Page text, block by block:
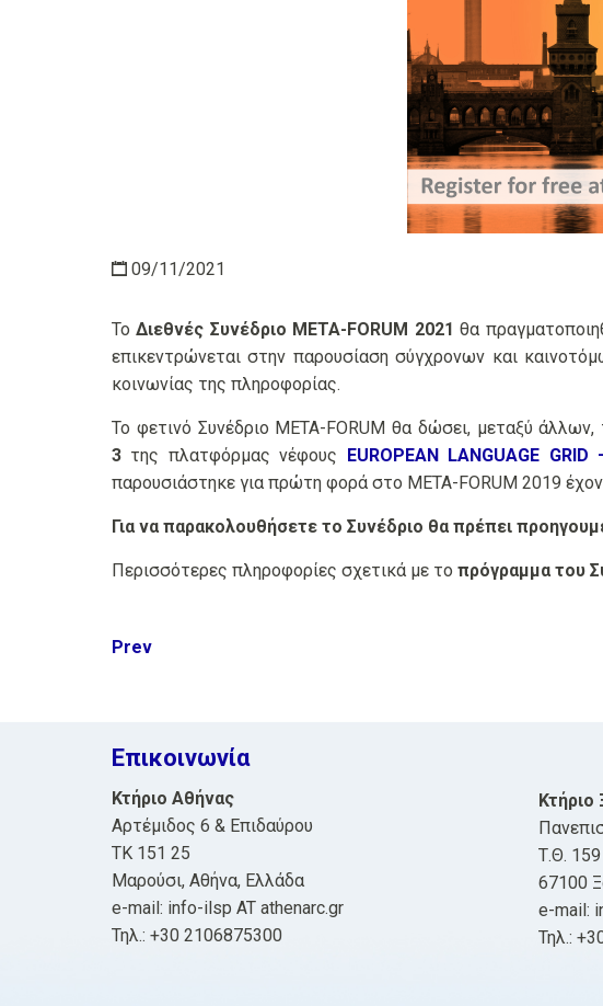
09/11/2021
ΤοΔιεθνές Συνέδριο META-FORUM 2021 θα
επικεντρώνεται στην παρουσίαση σύγχρονων και
κοινωνίας της πληροφορίας.
Το φετινό Συνέδριο META-FORUM θα δώσει, μεταξύ
3 της πλατφόρμας νέφους EUROPEAN LANGUAGE GRID
παρουσιάστηκε για πρώτη φορά στο META-FORUM 2019
Για να παρακολουθήσετε το Συνέδριο θα πρέπει
Περισσότερες πληροφορίες σχετικά με το πρόγραμμα του
Post
Prev
Επικοινωνία
Κτήριο Αθήνας
Αρτέμιδος 6 & Επιδαύρου
ΤΚ 151 25
Μαρούσι, Αθήνα, Ελλάδα
e-mail: info-ilsp AT athenarc.gr
Τηλ.: +30 2106875300
Κτήριο
Τ.Θ. 159
67100
e-mail:
Τηλ.: